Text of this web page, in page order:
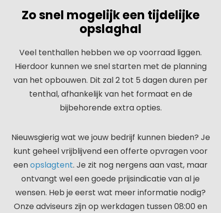
Zo snel mogelijk een tijdelijke
opslaghal
Veel tenthallen hebben we op voorraad liggen.
Hierdoor kunnen we snel starten met de planning
van het opbouwen. Dit zal 2 tot 5 dagen duren per
tenthal, afhankelijk van het formaat en de
bijbehorende extra opties.
Nieuwsgierig wat we jouw bedrijf kunnen bieden? Je
kunt geheel vrijblijvend een offerte opvragen voor
eenopslagtent. Je zit nog nergens aan vast, maar
ontvangt wel een goede prijsindicatie van al je
wensen. Heb je eerst wat meer informatie nodig?
Onze adviseurs zijn op werkdagen tussen 08:00 en